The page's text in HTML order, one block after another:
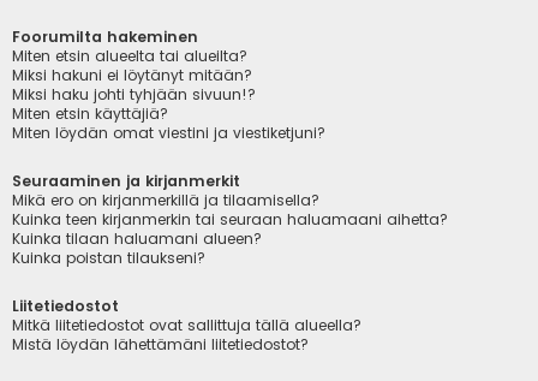
Foorumilta hakeminen
Miten etsin alueelta tai alueilta?
Miksi hakuni ei löytänyt mitään?
Miksi haku johti tyhjään sivuun!?
Miten etsin käyttäjiä?
Miten löydän omat viestini ja viestiketjuni?
Seuraaminen ja kirjanmerkit
Mikä ero on kirjanmerkillä ja tilaamisella?
Kuinka teen kirjanmerkin tai seuraan haluamaani aihetta?
Kuinka tilaan haluamani alueen?
Kuinka poistan tilaukseni?
Liitetiedostot
Mitkä liitetiedostot ovat sallittuja tällä alueella?
Mistä löydän lähettämäni liitetiedostot?